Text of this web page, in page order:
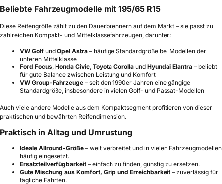
Beliebte Fahrzeugmodelle mit 195/65 R15
Diese Reifengröße zählt zu den Dauerbrennern auf dem Markt – sie passt zu
zahlreichen Kompakt- und Mittelklassefahrzeugen, darunter:
VW Golf und Opel Astra – häufige Standardgröße bei Modellen der
unteren Mittelklasse
Ford Focus, Honda Civic, Toyota Corolla und Hyundai Elantra – beliebt
für gute Balance zwischen Leistung und Komfort
VW Group-Fahrzeuge – seit den 1990er Jahren eine gängige
Standardgröße, insbesondere in vielen Golf- und Passat-Modellen
Auch viele andere Modelle aus dem Kompaktsegment profitieren von dieser
praktischen und bewährten Reifendimension.
Praktisch in Alltag und Umrustung
Ideale Allround-Größe – weit verbreitet und in vielen Fahrzeugmodellen
häufig eingesetzt.
Ersatzteilverfügbarkeit – einfach zu finden, günstig zu ersetzen.
Gute Mischung aus Komfort, Grip und Erreichbarkeit – zuverlässig für
tägliche Fahrten.